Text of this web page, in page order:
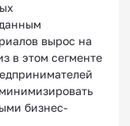
вырос на
в этом сегменте
бизнес-